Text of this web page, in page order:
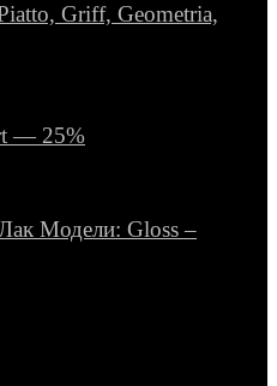
Griff, Geometria,
— 25%
Модели: Gloss –